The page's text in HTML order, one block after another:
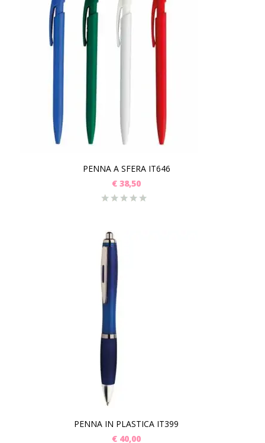
PENNA A SFERA IT646
€ 38,50
PENNA IN PLASTICA IT399
€ 40,00